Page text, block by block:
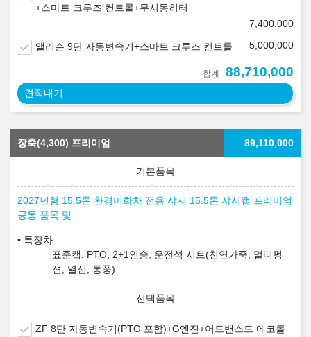
+스마트 크루즈 컨트롤+무시동히터
7,400,000
앨리슨 9단 자동변속기+스마트 크루즈 컨트롤 5,000,000
합계 88,710,000
견적내기
장축(4,300) 프리미엄 89,110,000
2027년형 15.5톤 환경미화차 전용 샤시 15.5톤 샤시캡 프리미엄
공통 품목 및
특장차
표준캡, PTO, 2+1인승, 운전석 시트(천연가죽, 멀티펑
션, 열선, 통풍)
ZF 8단 자동변속기(PTO 포함)+G엔진+어드밴스드 에코롤